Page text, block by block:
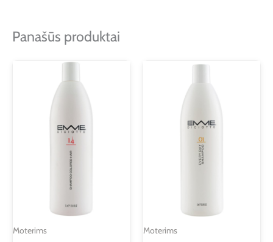
Panašūs produktai
Moterims Moterims